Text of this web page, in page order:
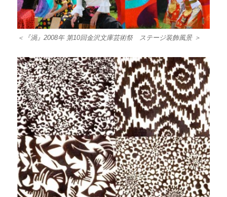
＜『渦』2008年 第10回金沢文庫芸術祭 ステージ装飾風景 ＞